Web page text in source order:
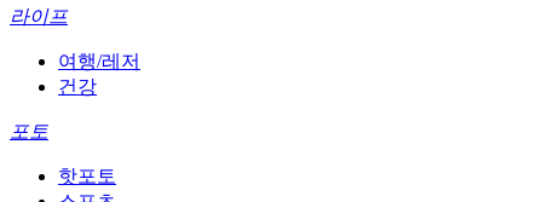
라이프
여행/레저
건강
포토
핫포토